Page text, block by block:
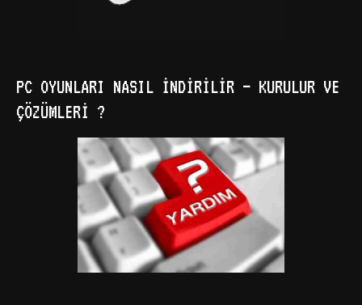
PC OYUNLARI NASIL İNDIRILIR – KURULUR VE
ÇÖZÜMLERI ?